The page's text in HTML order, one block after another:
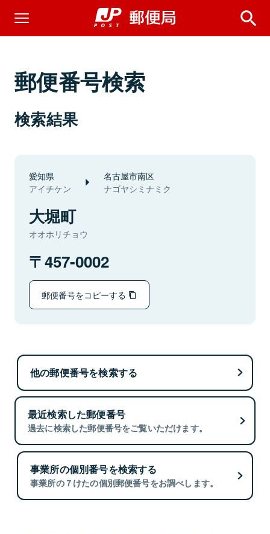
郵便番号検索
検索結果
愛知県
アイチケン
名古屋市南区
ナゴヤシミナミク
大堀町
オオホリチョウ
457-0002
郵便番号をコピーする
他の郵便番号を検索する
最近検索した郵便番号
過去に検索した郵便番号をご覧いただけます。
事業所の個別番号を検索する
事業所の７けたの個別郵便番号をお調べします。